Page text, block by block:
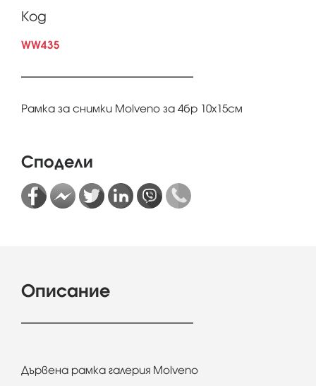
Код
WW435
Рамка за снимки Molveno за 4бр 10x15см
Сподели
Описание
Дървена рамка галерия Molveno